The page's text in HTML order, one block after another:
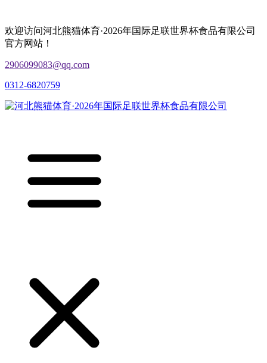
欢迎访问河北熊猫体育·2026年国际足联世界杯食品有限公司
官方网站！
2906099083@qq.com
0312-6820759